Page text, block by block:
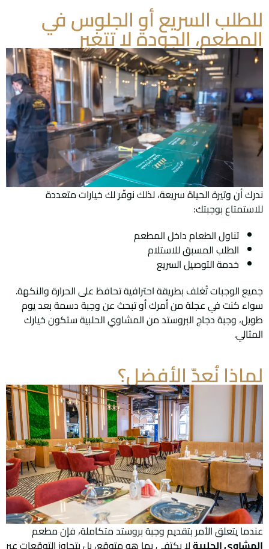
للطلب السريع أو الجلوس في
المطعم، الجودة لا تتغير
ندرك أن وتيرة الحياة سريعة، لذلك نوفّر لك خيارات متعددة
للاستمتاع بوجبتك:
تناول الطعام داخل المطعم
الطلب المسبق للاستلام
خدمة التوصيل السريع
جميع الوجبات تُغلف بطريقة احترافية تحافظ على الحرارة والنكهة.
سواء كنت في عجلة من أمرك أو تبحث عن وجبة دسمة بعد يوم
طويل، وجبة دجاج البروستد من المشاوي الحلبية ستكون خيارك
المثالي.
لماذا نُعدّ الأفضل؟
عندما يتعلق الأمر بتقديم وجبة بروستد متكاملة، فإن مطعم